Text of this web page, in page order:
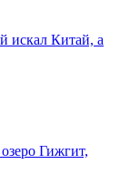
искал Китай, а
Гижгит,